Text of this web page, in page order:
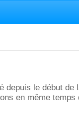
depuis le début de
en même temps